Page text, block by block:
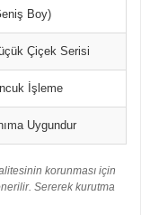
Boy)
Çiçek Serisi
İşleme
Uygundur
korunması için
Sererek kurutma